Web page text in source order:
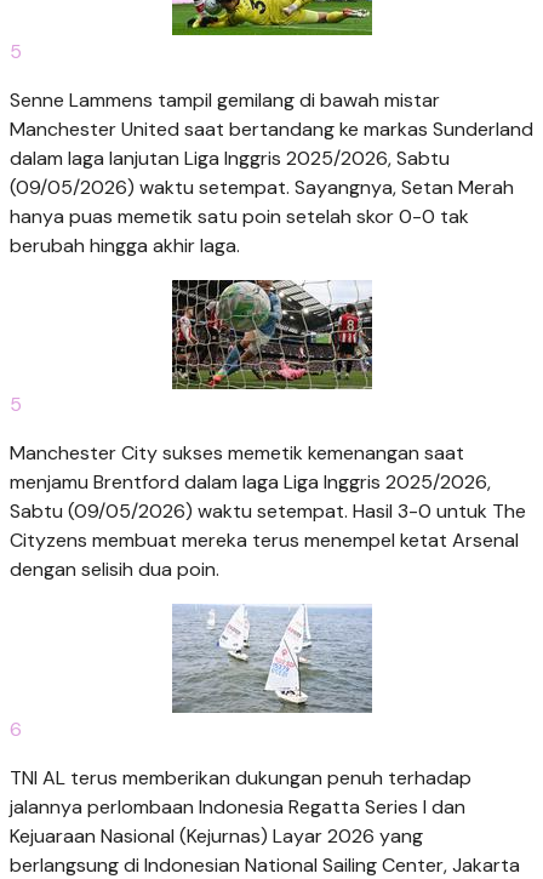
5
Senne Lammens tampil gemilang di bawah mistar
Manchester United saat bertandang ke markas Sunderland
dalam laga lanjutan Liga Inggris 2025/2026, Sabtu
(09/05/2026) waktu setempat. Sayangnya, Setan Merah
hanya puas memetik satu poin setelah skor 0-0 tak
berubah hingga akhir laga.
5
Manchester City sukses memetik kemenangan saat
menjamu Brentford dalam laga Liga Inggris 2025/2026,
Sabtu (09/05/2026) waktu setempat. Hasil 3-0 untuk The
Cityzens membuat mereka terus menempel ketat Arsenal
dengan selisih dua poin.
6
TNI AL terus memberikan dukungan penuh terhadap
jalannya perlombaan Indonesia Regatta Series I dan
Kejuaraan Nasional (Kejurnas) Layar 2026 yang
berlangsung di Indonesian National Sailing Center, Jakarta